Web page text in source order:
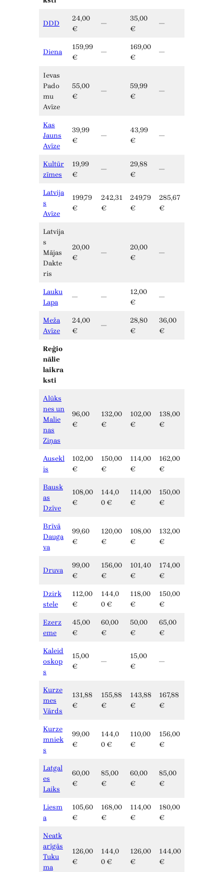
DDD
24,00
€
—
35,00
€
—
Diena
159,99
€
—
169,00
€
—
Ievas
Pado
mu
Avīze
55,00
€
—
59,99
€
—
Kas
Jauns
Avīze
39,99
€
—
43,99
€
—
Kultūr
zīmes
19,99
€
—
29,88
€
—
Latvija
s
Avīze
199,79
€
242,31
€
249,79
€
285,67
€
Latvija
s
Mājas
Dakte
ris
20,00
€
—
20,00
€
—
Lauku
Lapa
— —
12,00
€
—
Meža
Avīze
24,00
€
—
28,80
€
36,00
€
Reģio
nālie
laikra
ksti
Alūks
nes un
Malie
nas
Ziņas
96,00
€
132,00
€
102,00
€
138,00
€
Ausekl
is
102,00
€
150,00
€
114,00
€
162,00
€
Bausk
as
Dzīve
108,00
€
144,0
0 €
114,00
€
150,00
€
Brīvā
Dauga
va
99,60
€
120,00
€
108,00
€
132,00
€
Druva
99,00
€
156,00
€
101,40
€
174,00
€
Dzirk
stele
112,00
€
144,0
0 €
118,00
€
150,00
€
Ezerz
eme
45,00
€
60,00
€
50,00
€
65,00
€
Kaleid
oskop
s
15,00
€
—
15,00
€
—
Kurze
mes
Vārds
131,88
€
155,88
€
143,88
€
167,88
€
Kurze
mniek
s
99,00
€
144,0
0 €
110,00
€
156,00
€
Latgal
es
Laiks
60,00
€
85,00
€
60,00
€
85,00
€
Liesm
a
105,60
€
168,00
€
114,00
€
180,00
€
Neatk
arīgās
Tuku
ma
126,00
€
144,0
0 €
126,00
€
144,00
€